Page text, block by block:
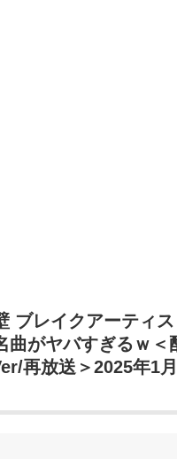
ブレイクアーティ
曲がヤバすぎるｗ＜
再放送＞2025年1